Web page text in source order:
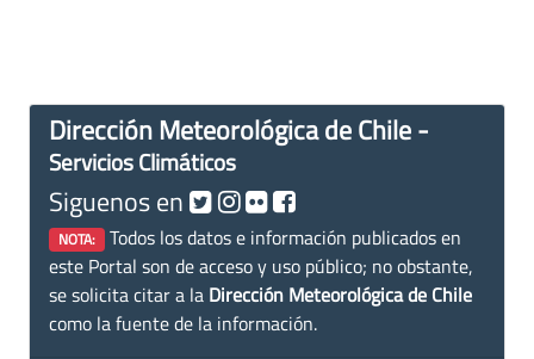
Dirección Meteorológica de Chile -
Servicios Climáticos
Siguenos en
NOTA: Todos los datos e información publicados en
este Portal son de acceso y uso público; no obstante,
se solicita citar a la Dirección Meteorológica de Chile
como la fuente de la información.